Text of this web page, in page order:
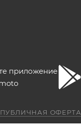
приложение
ПУБЛИЧНАЯ ОФЕРТА